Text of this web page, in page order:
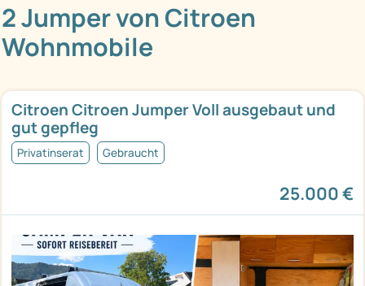
2 Jumper von Citroen
Wohnmobile
Citroen Citroen Jumper Voll ausgebaut und
gut gepfleg
Privatinserat Gebraucht
25.000 €